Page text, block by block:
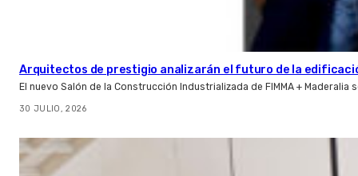
Arquitectos de prestigio analizarán el futuro de la
El nuevo Salón de la Construcción Industrializada de FIMMA +
30 JULIO, 2026